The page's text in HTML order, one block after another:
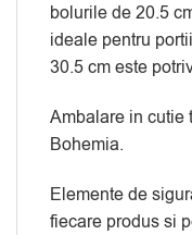
bolurile de 20.5
ideale pentru
30.5 cm este
Ambalare in cutie
Bohemia.
Elemente de
fiecare produs si